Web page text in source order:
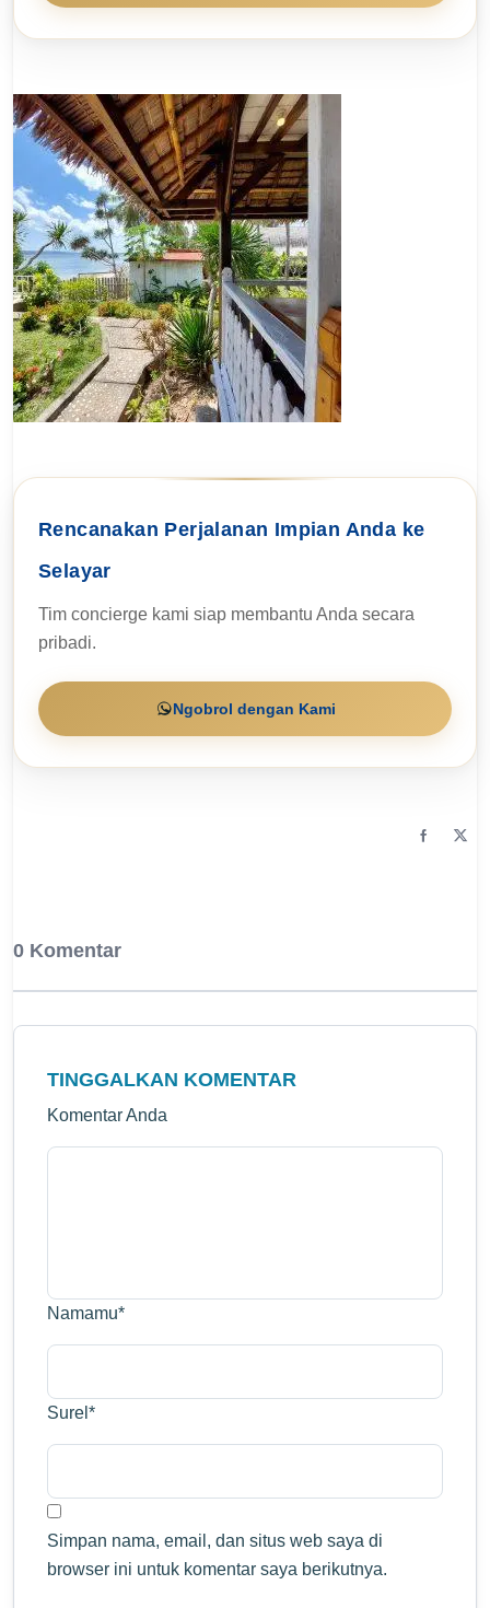
Rencanakan Perjalanan Impian Anda ke
Selayar
Tim concierge kami siap membantu Anda secara
pribadi.
Ngobrol dengan Kami
0 Komentar
TINGGALKAN KOMENTAR
Komentar Anda
Namamu*
Surel *
Simpan nama, email, dan situs web saya di
browser ini untuk komentar saya berikutnya.